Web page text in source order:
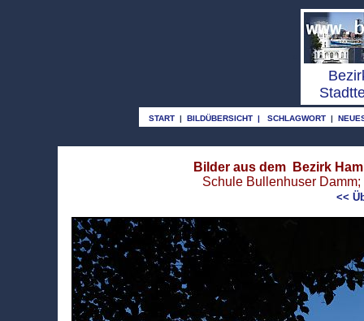
START | BILDÜBERSICHT | SCHLAGWORT |
Bilder aus dem Bezirk
Schule Bullenhuser
<<